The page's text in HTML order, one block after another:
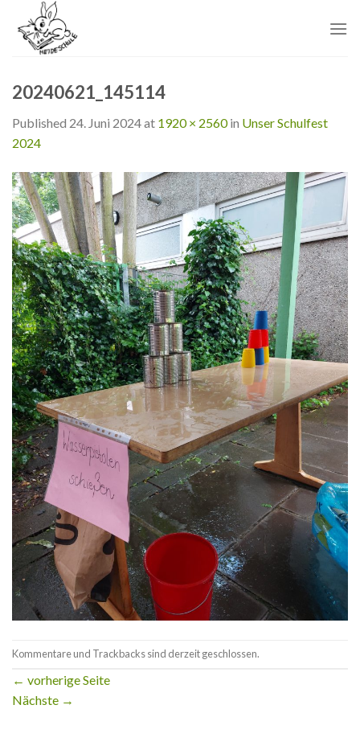
content
20240621_145114
Published 24. Juni 2024at 1920 × 2560in Unser Schulfest
2024
Kommentare und Trackbacks sind derzeit geschlossen.
← vorherige Seite
Nächste →